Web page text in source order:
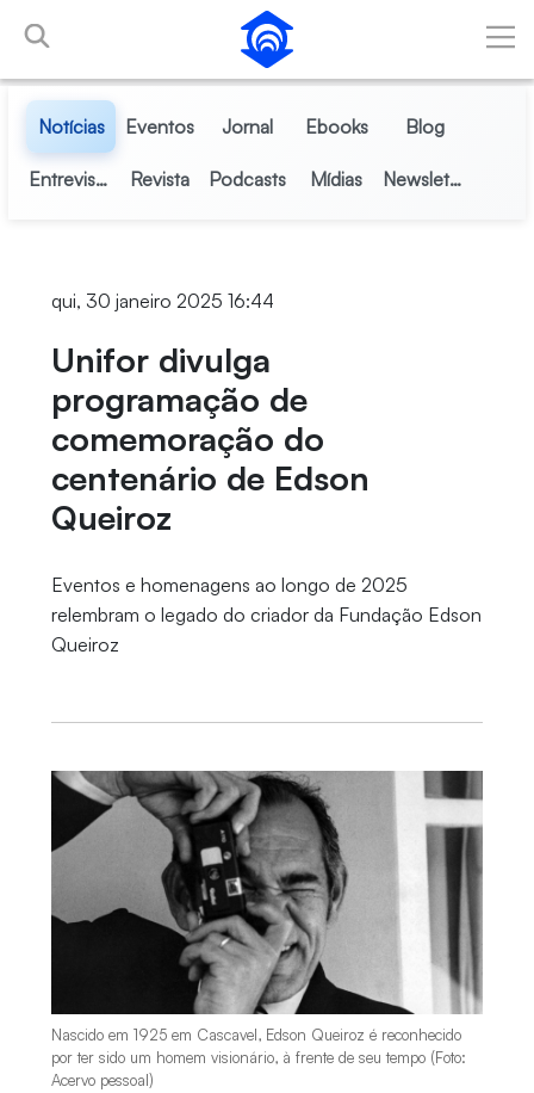
Pular para o Conteúdo principal
Notícias Eventos Jornal Ebooks Blog
Entrevistas Revista Podcasts Mídias Newsletter
qui, 30 janeiro 2025 16:44
Unifor divulga
programação de
comemoração do
centenário de Edson
Queiroz
Eventos e homenagens ao longo de 2025
relembram o legado do criador da Fundação Edson
Queiroz
Nascido em 1925 em Cascavel, Edson Queiroz é reconhecido
por ter sido um homem visionário, à frente de seu tempo (Foto:
Acervo pessoal)